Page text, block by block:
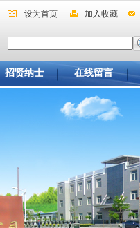
设为首页 加入收藏
招贤纳士 在线留言